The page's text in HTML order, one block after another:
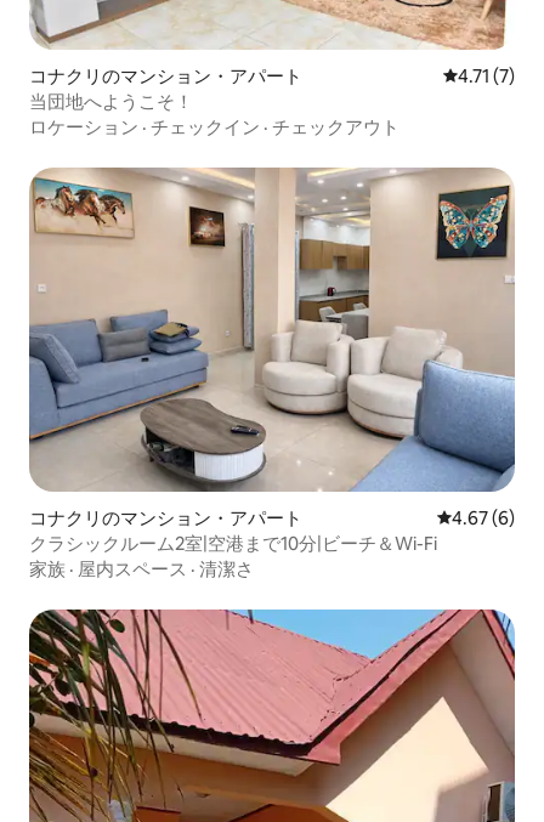
コナクリのマンション・アパート レビュー7
4.71 (7)
当団地へようこそ！
ロケーション · チェックイン · チェックアウト
コナクリのマンション・アパート レビュー6
4.67 (6)
クラシックルーム2室|空港まで10分|ビーチ＆Wi-Fi
家族 · 屋内スペース · 清潔さ